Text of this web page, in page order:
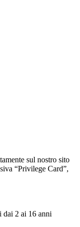
sul nostro sito
“Privilege Card”,
dai 2 ai 16 anni